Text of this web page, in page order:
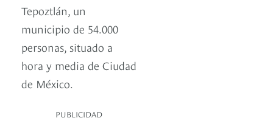
Tepoztlán, un
municipio de 54.000
personas, situado a
hora y media de Ciudad
de México.
PUBLICIDAD